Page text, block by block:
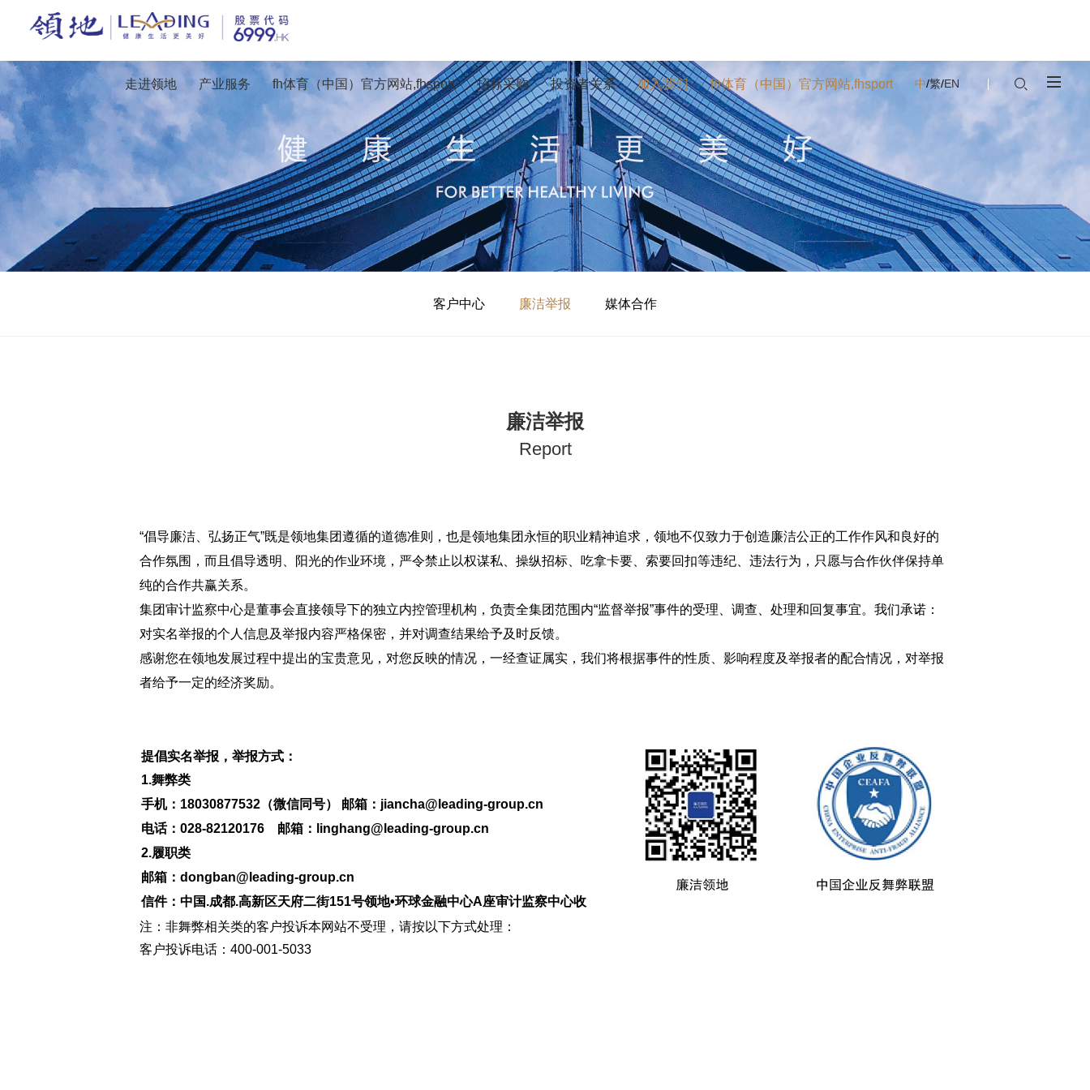
走进领地 产业服务 fh体育（中国）官方网站,fhsport 招标采购 投资者关系 加入我们 fh体育（中国）官方网站,fhsport 中/繁/EN
客户中心 廉洁举报 媒体合作
廉洁举报
Report
“倡导廉洁、弘扬正气”既是领地集团遵循的道德准则，也是领地集团永恒的职业精神追求，领地不仅致力于创造廉洁公正的工作作风和良好的
合作氛围，而且倡导透明、阳光的作业环境，严令禁止以权谋私、操纵招标、吃拿卡要、索要回扣等违纪、违法行为，只愿与合作伙伴保持单
纯的合作共赢关系。
集团审计监察中心是董事会直接领导下的独立内控管理机构，负责全集团范围内“监督举报”事件的受理、调查、处理和回复事宜。我们承诺：
对实名举报的个人信息及举报内容严格保密，并对调查结果给予及时反馈。
感谢您在领地发展过程中提出的宝贵意见，对您反映的情况，一经查证属实，我们将根据事件的性质、影响程度及举报者的配合情况，对举报
者给予一定的经济奖励。
提倡实名举报，举报方式：
1.舞弊类
手机：18030877532（微信同号） 邮箱：jiancha@leading-group.cn
电话：028-82120176 邮箱：linghang@leading-group.cn
2.履职类
邮箱：dongban@leading-group.cn
信件：中国.成都.高新区天府二街151号领地•环球金融中心A座审计监察中心收
注：非舞弊相关类的客户投诉本网站不受理，请按以下方式处理：
客户投诉电话：400-001-5033